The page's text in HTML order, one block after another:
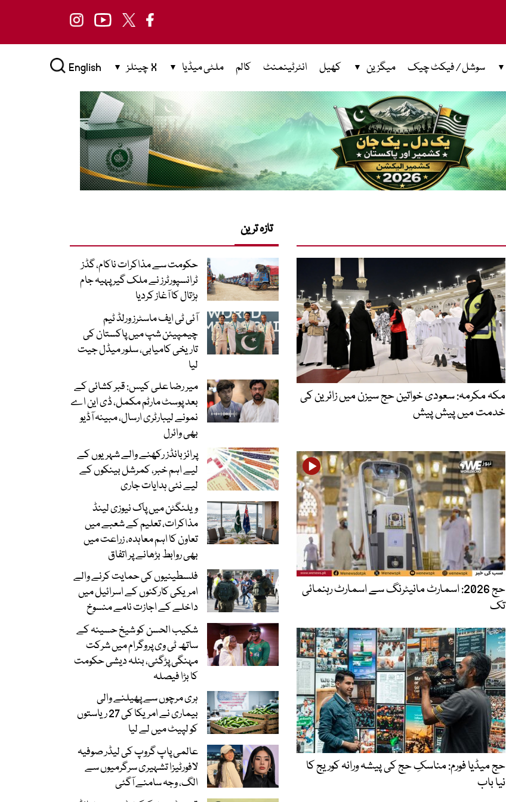
سوشل / فیکٹ چیک میگزین کھیل انٹرٹینمنٹ کالم ملٹی میڈیا X چینلز English
مکہ مکرمہ: سعودی خواتین حج سیزن میں زائرین کی
خدمت میں پیش پیش
حج 2026: اسمارٹ مانیٹرنگ سے اسمارٹ رہنمائی
تک
حج میڈیا فورم: مناسکِ حج کی پیشہ ورانہ کوریج کا
نیا باب
تازہ ترین
حکومت سے مذاکرات ناکام، گڈز
ٹرانسپورٹرز نے ملک گیر پہیہ جام
ہڑتال کا آغاز کردیا
آئی ٹی ایف ماسٹرز ورلڈ ٹیم
چیمپیئن شپ میں پاکستان کی
تاریخی کامیابی، سلور میڈل جیت
لیا
میر رضا علی کیس: قبر کشائی کے
بعد پوسٹ مارٹم مکمل، ڈی این اے
نمونے لیبارٹری ارسال، مبینہ آڈیو
بھی وائرل
پرائز بانڈز رکھنے والے شہریوں کے
لیے اہم خبر، کمرشل بینکوں کے
لیے نئی ہدایات جاری
ویلنگٹن میں پاک نیوزی لینڈ
مذاکرات، تعلیم کے شعبے میں
تعاون کا اہم معاہدہ، زراعت میں
بھی روابط بڑھانے پر اتفاق
فلسطینیوں کی حمایت کرنے والے
امریکی کارکنوں کے اسرائیل میں
داخلے کے اجازت نامے منسوخ
شکیب الحسن کو شیخ حسینہ کے
ساتھ ٹی وی پروگرام میں شرکت
مہنگی پڑگئی، بنلہ دیشی حکومت
کا بڑا فیصلہ
ہری مرچوں سے پھیلنے والی
بیماری نے امریکا کی 27 ریاستوں
کو لپیٹ میں لے لیا
عالمی پاپ گروپ کی لیڈر صوفیہ
لافورٹیزا تشہیری سرگرمیوں سے
الگ، وجہ سامنے آگئی